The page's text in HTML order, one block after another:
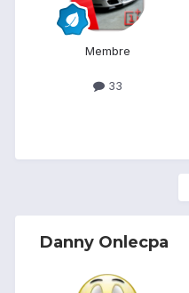
Membre
33
Danny Onlecpa